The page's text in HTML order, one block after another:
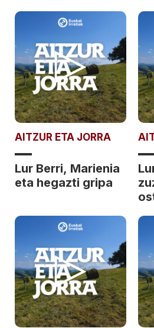
AITZUR ETA JORRA
Lur Berri, Marienia
eta hegazti gripa